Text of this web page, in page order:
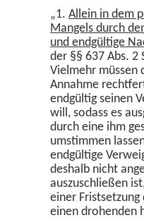
„1. Allein in dem
Mangels durch
und endgültige
der §§ 637 Abs. 2
Vielmehr müssen
Annahme
endgültig seinen
will, sodass es
durch eine ihm
umstimmen
endgültige
deshalb nicht
auszuschließen
einer
einen drohenden